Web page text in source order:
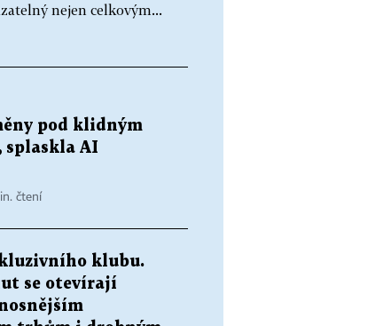
nejen celkovým...
pod klidným
splaskla AI
čtení
klubu.
se otevírají